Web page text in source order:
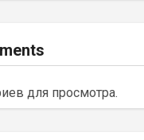
для просмотра.